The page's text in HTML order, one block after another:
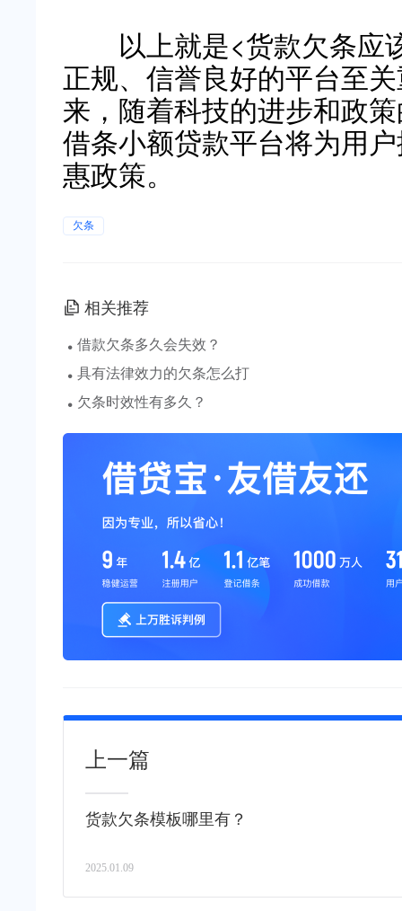
以上就是<货款欠条应
正规、信誉良好的平台至
来，随着科技的进步和政
借条小额贷款平台将为用
惠政策。
欠条
相关推荐
· 借款欠条多久会失效？
· 具有法律效力的欠条怎么打
· 欠条时效性有多久？
上一篇
货款欠条模板哪里有？
2025.01.09